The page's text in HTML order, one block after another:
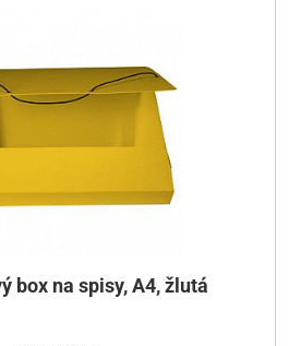
box na spisy, A4, žlutá